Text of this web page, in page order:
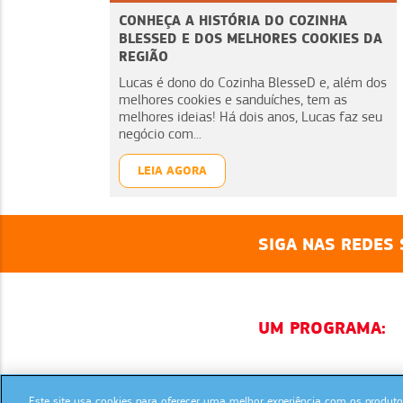
CONHEÇA A HISTÓRIA DO COZINHA
BLESSED E DOS MELHORES COOKIES DA
REGIÃO
Lucas é dono do Cozinha BlesseD e, além dos
melhores cookies e sanduíches, tem as
melhores ideias! Há dois anos, Lucas faz seu
negócio com...
LEIA AGORA
SIGA NAS REDES
UM PROGRAMA: